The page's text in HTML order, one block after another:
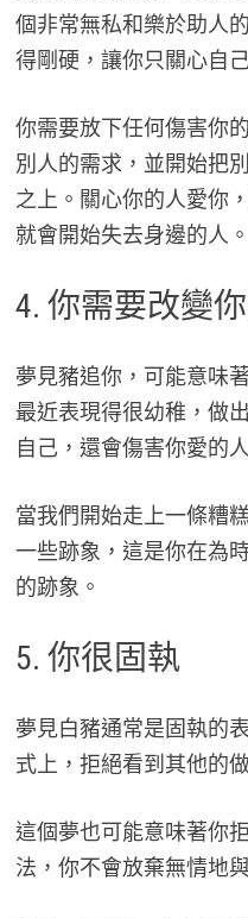
個非常無私和樂於助人
得剛硬，讓你只關心自
你需要放下任何傷害你
別人的需求，並開始把
之上。關心你的人愛你
就會開始失去身邊的人。
4. 你需要改變
夢見豬追你，可能意味
最近表現得很幼稚，做
自己，還會傷害你愛的
當我們開始走上一條糟
一些跡象，這是你在為
的跡象。
5. 你很固執
夢見白豬通常是固執的
式上，拒絕看到其他的
這個夢也可能意味著你
法，你不會放棄無情地